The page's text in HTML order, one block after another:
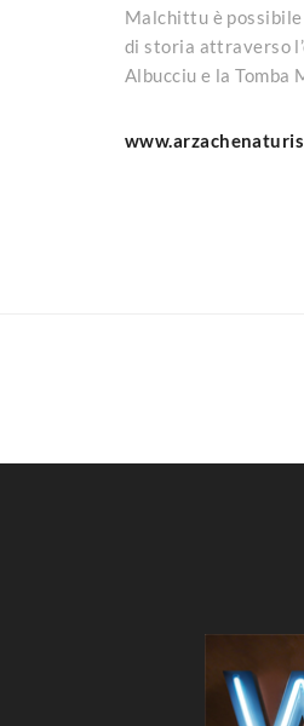
Malchittu è
di storia attraverso
Albucciu e la Tomba